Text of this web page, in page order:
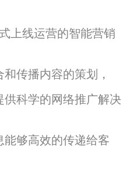
上线运营的智能营销
传播内容的策划，
供科学的网络推广解决
够高效的传递给客